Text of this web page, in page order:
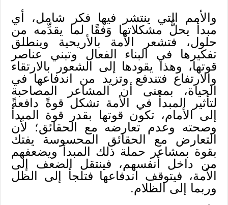
والأمم التي ينتشر فيها فكر شامل، أي
مبدأ يحلُّ مشكلاتها وَفقًا لما يقدِّمه من
حلول، فتشعر الأمة بالأريحية وينطلق
تفكيرها في البناء الفعال وتبني عناصر
قوتها، وهذا يقودها إلى الشعور بالارتقاء
والارتفاع فتندفع وتزيد من اندفاعها في
الحياة، بمعنى أن المشاعر المصاحبة
لتأثير المبدأ في الأمة تشكل قوةً دافعةً
إلى الأمام، تكون قوتها بقدر قوة المبدأ
وصحته وعدم تعارضه مع الحقائق؛ لأن
التعارض مع الحقائق المحسوسة يفتك
بقوة بمشاعر حملة ذلك المبدأ ويضعفهم
من داخل أنفسهم، فينتقل الضعف إلى
الأمة، فيتوقف اندفاعها فتلجأ إلى الظل
وربما إلى الظلام.